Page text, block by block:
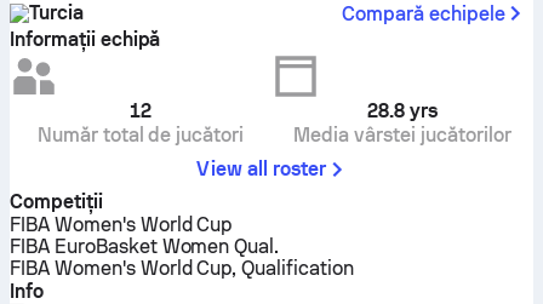
Turcia
Compară echipele
Informații echipă
12
Număr total de jucători
28.8 yrs
Media vârstei jucătorilor
View all roster
Competiţii
FIBA Women's World Cup
FIBA EuroBasket Women Qual.
FIBA Women's World Cup, Qualification
Info